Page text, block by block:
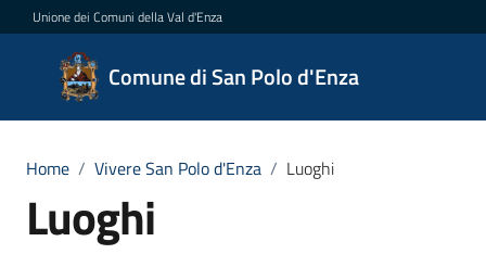
Vai al contenuto
Vai alla navigazione
Vai al footer
Unione dei Comuni della Val d'Enza
Comune di San Polo d'Enza
Comune
di San
d'Enza
Home / Vivere San Polo d'Enza / Luoghi
Luoghi